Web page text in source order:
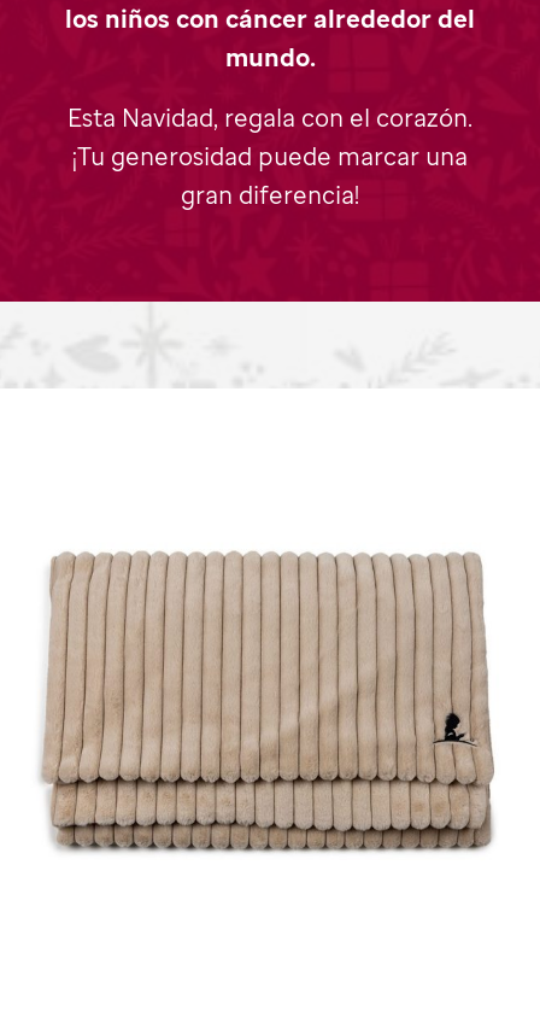
los niños con cáncer alrededor del
mundo.
Esta Navidad, regala con el corazón.
¡Tu generosidad puede marcar una
gran diferencia!